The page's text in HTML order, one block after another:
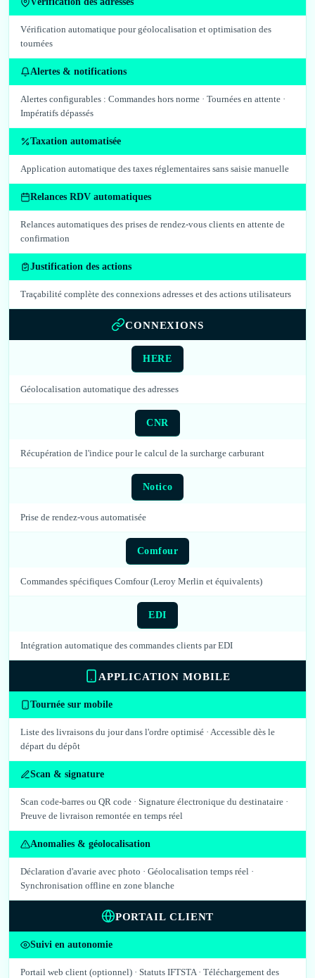
Vérification automatique pour géolocalisation et optimisation des
tournées
Alertes & notifications
Alertes configurables : Commandes hors norme · Tournées en attente ·
Impératifs dépassés
Taxation automatisée
Application automatique des taxes réglementaires sans saisie manuelle
Relances RDV automatiques
Relances automatiques des prises de rendez-vous clients en attente de
confirmation
Justification des actions
Traçabilité complète des connexions adresses et des actions utilisateurs
CONNEXIONS
HERE
Géolocalisation automatique des adresses
CNR
Récupération de l'indice pour le calcul de la surcharge carburant
Notico
Prise de rendez-vous automatisée
Comfour
Commandes spécifiques Comfour (Leroy Merlin et équivalents)
EDI
Intégration automatique des commandes clients par EDI
APPLICATION MOBILE
Tournée sur mobile
Liste des livraisons du jour dans l'ordre optimisé · Accessible dès le
départ du dépôt
Scan & signature
Scan code-barres ou QR code · Signature électronique du destinataire ·
Preuve de livraison remontée en temps réel
Anomalies & géolocalisation
Déclaration d'avarie avec photo · Géolocalisation temps réel ·
Synchronisation offline en zone blanche
PORTAIL CLIENT
Suivi en autonomie
Portail web client (optionnel) · Statuts IFTSTA · Téléchargement des